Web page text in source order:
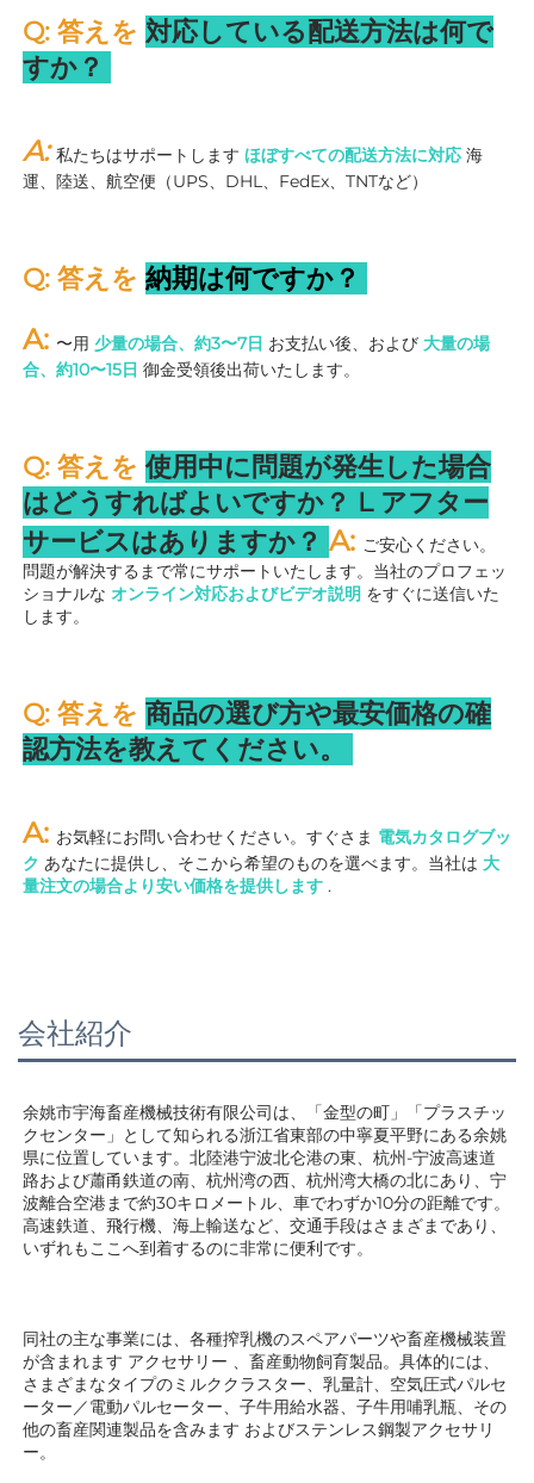
Q: 答えを 対応している配送方法は何で
すか？
A: 私たちはサポートします ほぼすべての配送方法に対応 海
運、陸送、航空便（UPS、DHL、FedEx、TNTなど）
Q: 答えを 納期は何ですか？
A: 〜用 少量の場合、約3〜7日 お支払い後、および 大量の場
合、約10〜15日 御金受領後出荷いたします。
Q: 答えを 使用中に問題が発生した場合
はどうすればよいですか？ L アフター
サービスはありますか？ A: ご安心ください。
問題が解決するまで常にサポートいたします。当社のプロフェッ
ショナルな オンライン対応およびビデオ説明 をすぐに送信いた
します。
Q: 答えを 商品の選び方や最安価格の確
認方法を教えてください。
A: お気軽にお問い合わせください。すぐさま 電気カタログブッ
ク あなたに提供し、そこから希望のものを選べます。当社は 大
量注文の場合より安い価格を提供します .
会社紹介
余姚市宇海畜産機械技術有限公司は、「金型の町」「プラスチッ
クセンター」として知られる浙江省東部の中寧夏平野にある余姚
県に位置しています。北陸港宁波北仑港の東、杭州-宁波高速道
路および蕭甬鉄道の南、杭州湾の西、杭州湾大橋の北にあり、宁
波離合空港まで約30キロメートル、車でわずか10分の距離です。
高速鉄道、飛行機、海上輸送など、交通手段はさまざまであり、
いずれもここへ到着するのに非常に便利です。
同社の主な事業には、各種搾乳機のスペアパーツや畜産機械装置
が含まれます アクセサリー 、畜産動物飼育製品。具体的には、
さまざまなタイプのミルククラスター、乳量計、空気圧式パルセ
ーター／電動パルセーター、子牛用給水器、子牛用哺乳瓶、その
他の畜産関連製品を含みます およびステンレス鋼製アクセサリ
ー。